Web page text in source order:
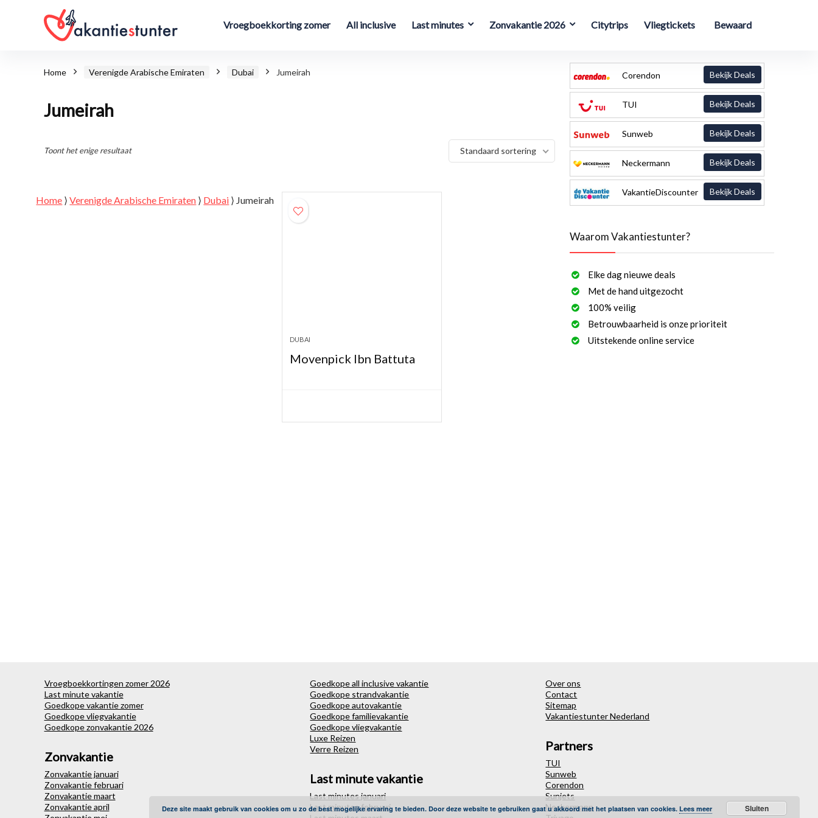
Vroegboekkorting zomer All inclusive Last minutes Zonvakantie 2026 Citytrips Vliegtickets Bewaard
Home Verenigde Arabische Emiraten Dubai Jumeirah
Jumeirah
Toont het enige resultaat Standaard sortering
Home ⟩Verenigde Arabische Emiraten ⟩ Dubai ⟩ Jumeirah
DUBAI
Movenpick Ibn Battuta
Corendon Bekijk Deals
TUI Bekijk Deals
Sunweb Bekijk Deals
Neckermann Bekijk Deals
VakantieDiscounter Bekijk Deals
Waarom Vakantiestunter?
Elke dag nieuwe deals
Met de hand uitgezocht
100% veilig
Betrouwbaarheid is onze prioriteit
Uitstekende online service
Vroegboekkortingen zomer 2026
Last minute vakantie
Goedkope vakantie zomer
Goedkope vliegvakantie
Goedkope zonvakantie 2026
Zonvakantie
Zonvakantie januari
Zonvakantie februari
Zonvakantie maart
Zonvakantie april
Goedkope all inclusive vakantie
Goedkope strandvakantie
Goedkope autovakantie
Goedkope familievakantie
Goedkope vliegvakantie
Luxe Reizen
Verre Reizen
Last minute vakantie
Last minutes januari
Last minutes februari
Over ons
Contact
Sitemap
Vakantiestunter Nederland
Partners
TUI
Sunweb
Corendon
Sunjets
Neckermann
Deze site maakt gebruik van cookies om u zo de best mogelijke ervaring te bieden. Door deze website te gebruiken gaat u akkoord met het plaatsen van cookies. Lees meer Sluiten